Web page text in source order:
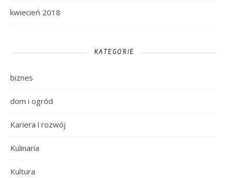
kwiecień 2018
KATEGORIE
biznes
dom i ogród
Kariera i rozwój
Kulinaria
Kultura